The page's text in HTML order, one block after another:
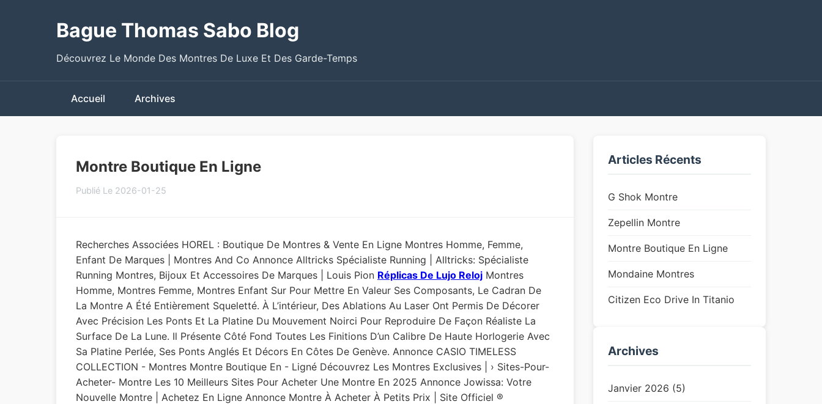
Bague Thomas Sabo Blog
Découvrez Le Monde Des Montres De Luxe Et Des Garde-Temps
Accueil Archives
Montre Boutique En Ligne
Publié Le 2026-01-25
Recherches Associées HOREL : Boutique De Montres & Vente En Ligne Montres Homme, Femme,
Enfant De Marques | Montres And Co Annonce Alltricks Spécialiste Running | Alltricks: Spécialiste
Running Montres, Bijoux Et Accessoires De Marques | Louis Pion Réplicas De Lujo Reloj Montres
Homme, Montres Femme, Montres Enfant Sur Pour Mettre En Valeur Ses Composants, Le Cadran De
La Montre A Été Entièrement Squeletté. À L’intérieur, Des Ablations Au Laser Ont Permis De Décorer
Avec Précision Les Ponts Et La Platine Du Mouvement Noirci Pour Reproduire De Façon Réaliste La
Surface De La Lune. Il Présente Côté Fond Toutes Les Finitions D’un Calibre De Haute Horlogerie Avec
Sa Platine Perlée, Ses Ponts Anglés Et Décors En Côtes De Genève. Annonce CASIO TIMELESS
COLLECTION - Montres Montre Boutique En - Ligné Découvrez Les Montres Exclusives | › Sites-Pour-
Acheter- Montre Les 10 Meilleurs Sites Pour Acheter Une Montre En 2025 Annonce Jowissa: Votre
Nouvelle Montre | Achetez En Ligne Annonce Montre À Acheter À Petits Prix | Site Officiel ®
Articles Récents
G Shok Montre
Zepellin Montre
Montre Boutique En Ligne
Mondaine Montres
Citizen Eco Drive In Titanio
Archives
Janvier 2026 (5)